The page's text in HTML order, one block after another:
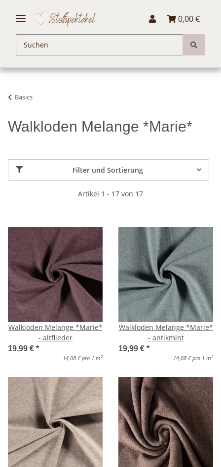
0,00 €
Basics
Walkloden Melange *Marie*
Filter und Sortierung
Artikel 1 - 17 von 17
Walkloden Melange *Marie*
- altflieder
19,99 € *
14,08 € pro 1 m 2
Walkloden Melange *Marie*
- antikmint
19,99 € *
14,08 € pro 1 m 2